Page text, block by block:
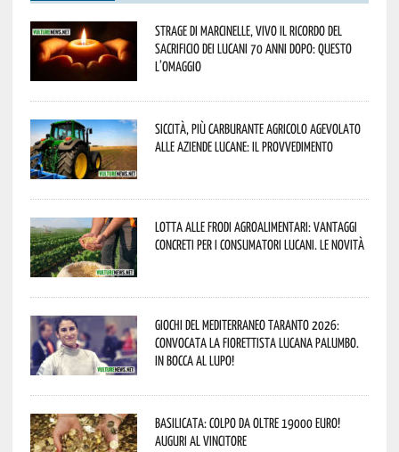
Strage di Marcinelle, vivo il ricordo del
sacrificio dei lucani 70 anni dopo: questo
l’omaggio
Siccità, più carburante agricolo agevolato
alle aziende lucane: il provvedimento
Lotta alle frodi agroalimentari: vantaggi
concreti per i consumatori lucani. Le novità
Giochi del Mediterraneo Taranto 2026:
convocata la fiorettista lucana Palumbo.
In bocca al lupo!
Basilicata: colpo da oltre 19000 Euro!
Auguri al vincitore